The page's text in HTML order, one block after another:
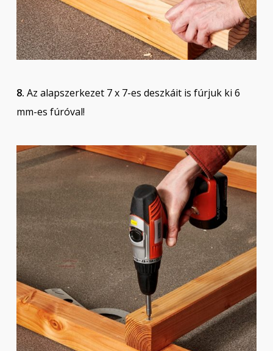
8. Az alapszerkezet 7 x 7-es deszkáit is fúrjuk ki 6
mm-es fúróval!